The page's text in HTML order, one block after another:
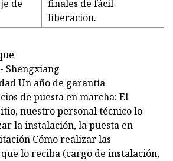
de
finales de fácil
liberación.
Shengxiang
Un año de garantía
de puesta en marcha: El
nuestro personal técnico lo
la instalación, la puesta en
Cómo realizar las
lo reciba (cargo de instalación,